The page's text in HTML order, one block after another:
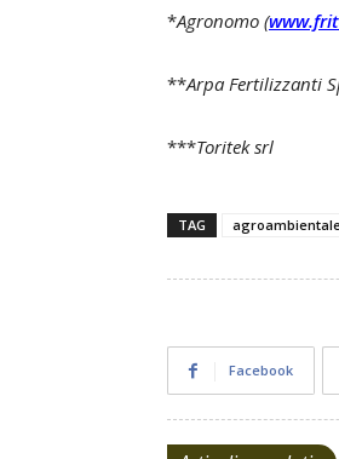
*Agronomo (
**Arpa Fertilizzanti
***Toritek srl
TAG
Facebook